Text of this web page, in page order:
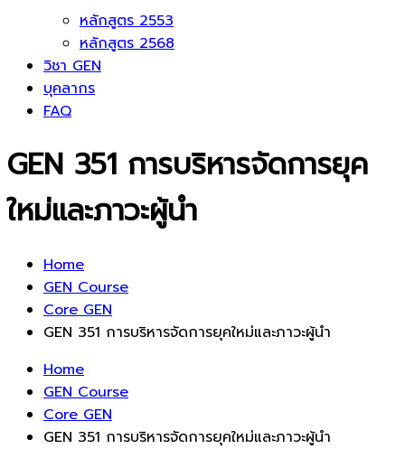
หลักสูตร 2553
หลักสูตร 2568
วิชา GEN
บุคลากร
FAQ
GEN 351 การบริหารจัดการยุค
ใหม่และภาวะผู้นำ
Home
GEN Course
Core GEN
GEN 351 การบริหารจัดการยุคใหม่และภาวะผู้นำ
Home
GEN Course
Core GEN
GEN 351 การบริหารจัดการยุคใหม่และภาวะผู้นำ